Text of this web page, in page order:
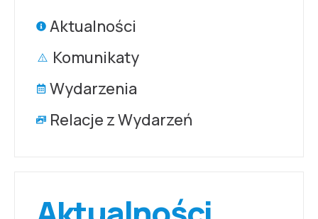
Aktualności
Komunikaty
Wydarzenia
Relacje z Wydarzeń